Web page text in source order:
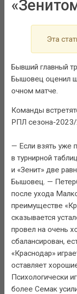
Эта
Бывший главный
Бышовец оценил
очном матче.
Команды
РПЛ сезона-
— Если взять уже
в турнирной
и «Зенит» две
Бышовец. —
после ухода
преимуществе
сказывается
провел на очень
сбалансирован,
«Краснодар»
оставляет
Психологически
более Семак